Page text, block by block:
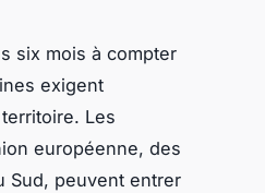
six mois à compter
exigent
Les
européenne, des
Sud, peuvent entrer